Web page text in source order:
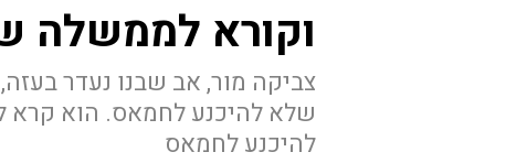
וקורא לממשלה
שלא להיכנע לחמאס. הוא קרא
להיכנע לחמאס